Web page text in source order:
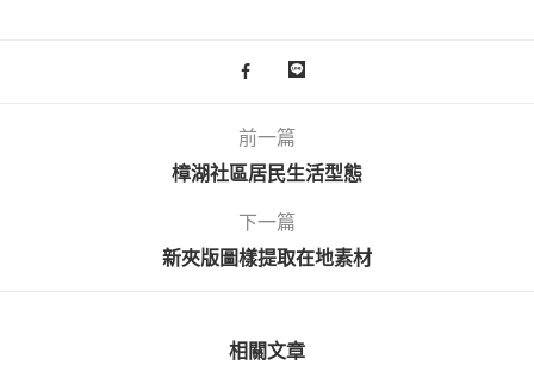
前一篇
樟湖社區居民生活型態
下一篇
新夾版圖樣提取在地素材
相關文章